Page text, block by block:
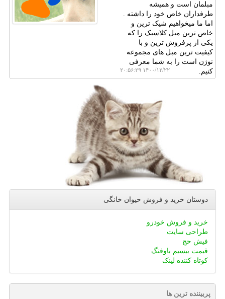
مبلمان است و همیشه
طرفداران خاص خود را داشته .
اما ما میخواهیم شیک ترین و
خاص ترین مبل کلاسیک را که
یکی از پرفروش ترین و با
کیفیت ترین مبل های مجموعه
نوژن است را به شما معرفی
کنیم.
۱۴۰۰/۱۲/۲۲ ۲۰:۵۶:۲۹
دوستان خرید و فروش حیوان خانگی
خرید و فروش خودرو
طراحی سایت
فیش حج
قیمت بیسیم باوفنگ
کوتاه کننده لینک
پربیننده ترین ها